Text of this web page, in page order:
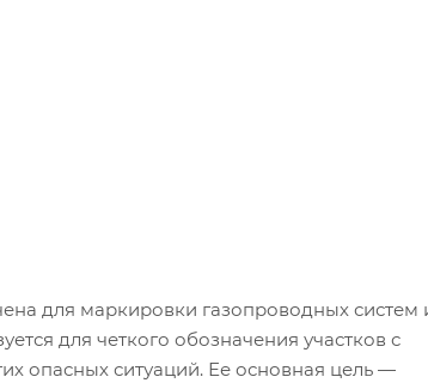
для маркировки газопроводных систем
для четкого обозначения участков с
опасных ситуаций. Ее основная цель —